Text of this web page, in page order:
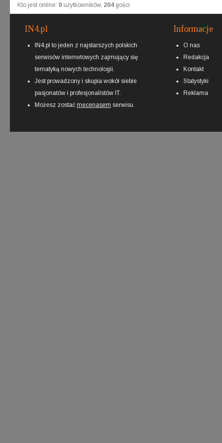
Kto jest online: 0 użytkowników, 204 gości
IN4.pl
IN4.pl to jeden z najstarszych polskich
serwisów internetowych zajmujący się
tematyką nowych technologii.
Jest prowadzony i skupia wokół siebie
pasjonatów i profesjonalistów IT.
Możesz zostać mecenasem serwisu.
Informacje
O nas
Redakcja
Kontakt
Statystyki
Reklama